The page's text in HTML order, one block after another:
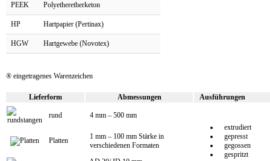
PEEK Polyetheretherketon
HP Hartpapier (Pertinax)
HGW Hartgewebe (Novotex)
® eingetragenes Warenzeichen
Lieferform Abmessungen Ausführungen
rund
4 mm – 500 mm
extrudiert
gepresst
gegossen
gespritzt
Platten
1 mm – 100 mm Stärke in
verschiedenen Formaten